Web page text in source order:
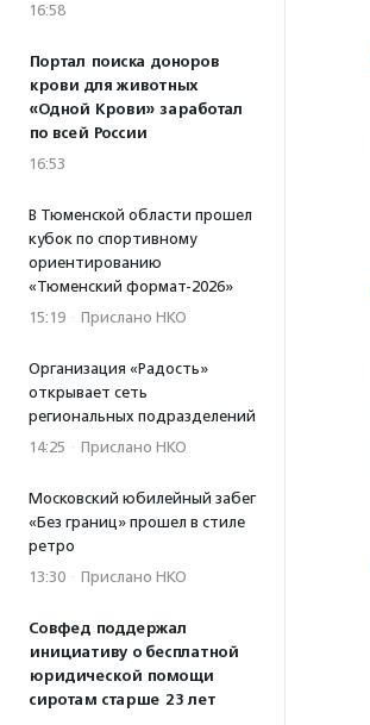
16:58
Портал поиска доноров
крови для животных
«Одной Крови» заработал
по всей России
16:53
В Тюменской области прошел
кубок по спортивному
ориентированию
«Тюменский формат-2026»
15:19 · Прислано НКО
Организация «Радость»
открывает сеть
региональных подразделений
14:25 · Прислано НКО
Московский юбилейный забег
«Без границ» прошел в стиле
ретро
13:30 · Прислано НКО
Совфед поддержал
инициативу о бесплатной
юридической помощи
сиротам старше 23 лет